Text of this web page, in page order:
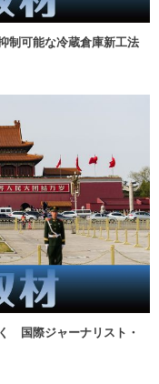
制可能な冷蔵倉庫新工法
国際ジャーナリスト・